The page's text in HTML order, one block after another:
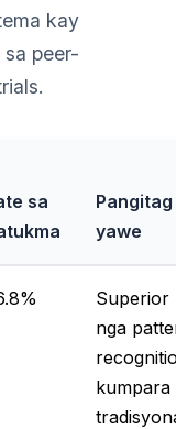
kay
peer-
sa
Pangitag
yawe
Superior
nga
kumpara